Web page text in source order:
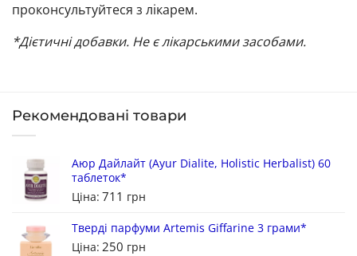
проконсультуйтеся з лікарем.
*Дієтичні добавки. Не є лікарськими засобами.
Рекомендовані товари
Аюр Дайлайт (Ayur Dialite, Holistic Herbalist) 60
таблеток*
Ціна: 711 грн
Тверді парфуми Artemis Giffarine 3 грами*
Ціна: 250 грн